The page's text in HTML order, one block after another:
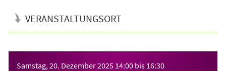
VERANSTALTUNGSORT
Samstag, 20. Dezember 2025 14:00 bis 16:30